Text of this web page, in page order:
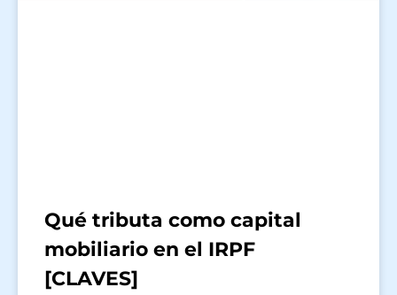
Qué tributa como capital
mobiliario en el IRPF
[CLAVES]